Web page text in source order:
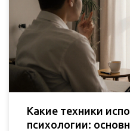
Какие техники
психологии: